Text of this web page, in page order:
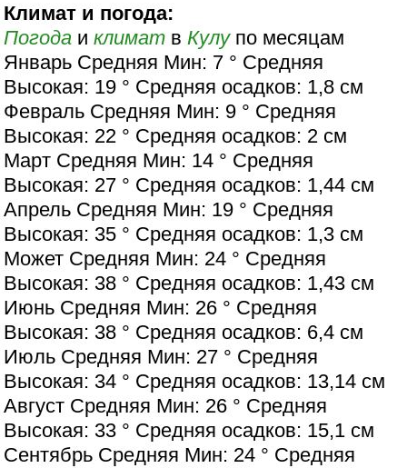
Климат и погода:
Погода иклимат в Кулупо месяцам
Январь Средняя Мин: 7 ° Средняя
Высокая: 19 ° Средняя осадков: 1,8 см
Февраль Средняя Мин: 9 ° Средняя
Высокая: 22 ° Средняя осадков: 2 см
Март Средняя Мин: 14 ° Средняя
Высокая: 27 ° Средняя осадков: 1,44 см
Апрель Средняя Мин: 19 ° Средняя
Высокая: 35 ° Средняя осадков: 1,3 см
Может Средняя Мин: 24 ° Средняя
Высокая: 38 ° Средняя осадков: 1,43 см
Июнь Средняя Мин: 26 ° Средняя
Высокая: 38 ° Средняя осадков: 6,4 см
Июль Средняя Мин: 27 ° Средняя
Высокая: 34 ° Средняя осадков: 13,14 см
Август Средняя Мин: 26 ° Средняя
Высокая: 33 ° Средняя осадков: 15,1 см
Сентябрь Средняя Мин: 24 ° Средняя